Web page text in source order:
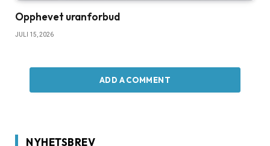
Opphevet uranforbud
JULI 15, 2026
ADD A COMMENT
NYHETSBREV